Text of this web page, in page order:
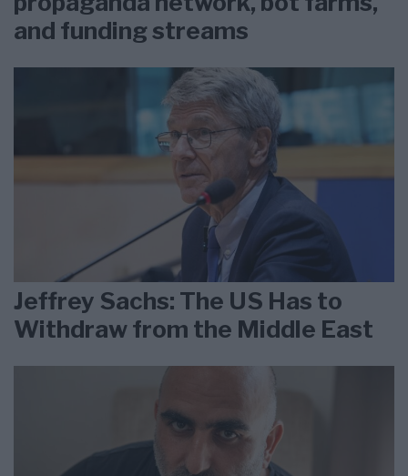
and funding streams
Jeffrey Sachs: The US Has to
Withdraw from the Middle East